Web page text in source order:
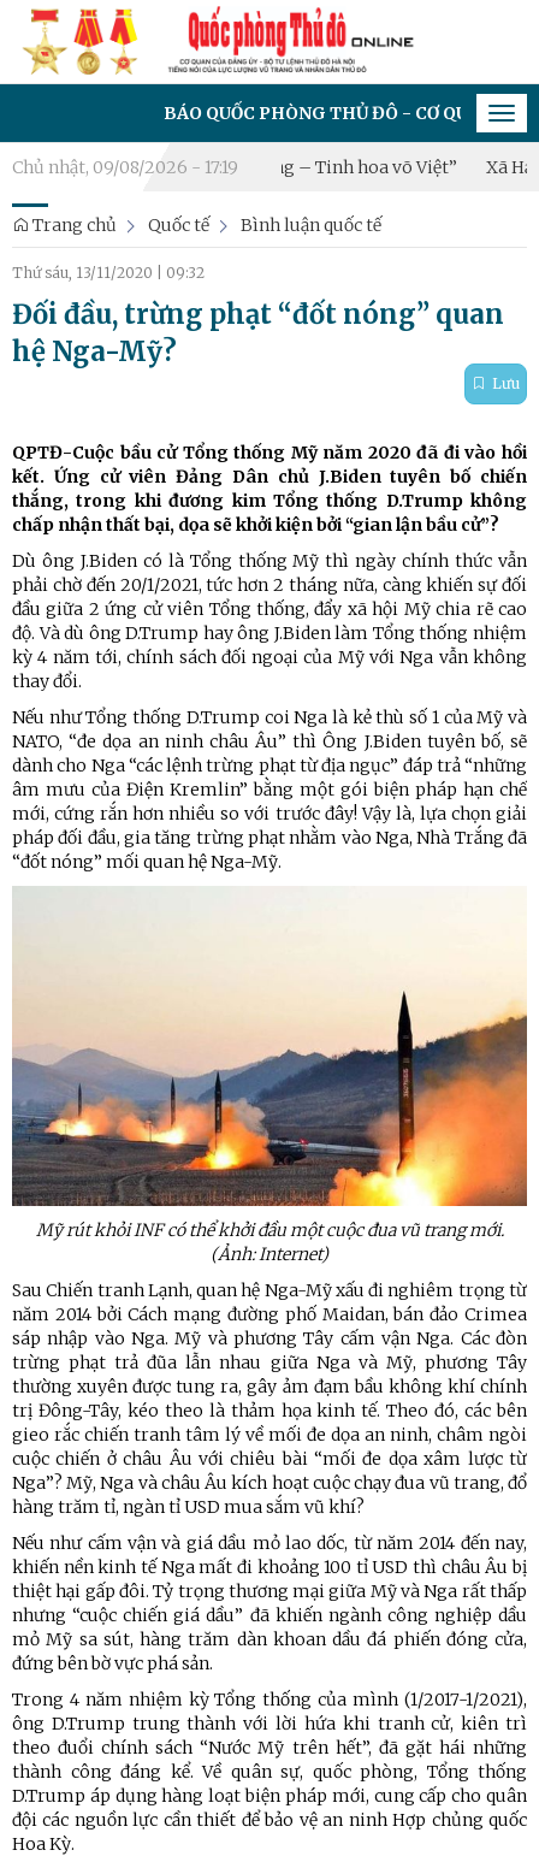
BÁO QUỐC PHÒNG THỦ ĐÔ - CƠ QUAN CỦA ĐẢNG
Chủ nhật, 09/08/2026 - 17:19
2026: “Hào khí Thăng Long – Tinh hoa võ Việt” Xã Hạ Bằng
Trang chủ Quốc tế Bình luận quốc tế
Thứ sáu, 13/11/2020 09:32
Đối đầu, trừng phạt “đốt nóng” quan
hệ Nga-Mỹ?
Lưu
QPTĐ-Cuộc bầu cử Tổng thống Mỹ năm 2020 đã đi vào hồi
kết. Ứng cử viên Đảng Dân chủ J.Biden tuyên bố chiến
thắng, trong khi đương kim Tổng thống D.Trump không
chấp nhận thất bại, dọa sẽ khởi kiện bởi “gian lận bầu cử”?
Dù ông J.Biden có là Tổng thống Mỹ thì ngày chính thức vẫn
phải chờ đến 20/1/2021, tức hơn 2 tháng nữa, càng khiến sự đối
đầu giữa 2 ứng cử viên Tổng thống, đẩy xã hội Mỹ chia rẽ cao
độ. Và dù ông D.Trump hay ông J.Biden làm Tổng thống nhiệm
kỳ 4 năm tới, chính sách đối ngoại của Mỹ với Nga vẫn không
thay đổi.
Nếu như Tổng thống D.Trump coi Nga là kẻ thù số 1 của Mỹ và
NATO, “đe dọa an ninh châu Âu” thì Ông J.Biden tuyên bố, sẽ
dành cho Nga “các lệnh trừng phạt từ địa ngục” đáp trả “những
âm mưu của Điện Kremlin” bằng một gói biện pháp hạn chế
mới, cứng rắn hơn nhiều so với trước đây! Vậy là, lựa chọn giải
pháp đối đầu, gia tăng trừng phạt nhằm vào Nga, Nhà Trắng đã
“đốt nóng” mối quan hệ Nga-Mỹ.
Mỹ rút khỏi INF có thể khởi đầu một cuộc đua vũ trang mới.
(Ảnh: Internet)
Sau Chiến tranh Lạnh, quan hệ Nga-Mỹ xấu đi nghiêm trọng từ
năm 2014 bởi Cách mạng đường phố Maidan, bán đảo Crimea
sáp nhập vào Nga. Mỹ và phương Tây cấm vận Nga. Các đòn
trừng phạt trả đũa lẫn nhau giữa Nga và Mỹ, phương Tây
thường xuyên được tung ra, gây ảm đạm bầu không khí chính
trị Đông-Tây, kéo theo là thảm họa kinh tế. Theo đó, các bên
gieo rắc chiến tranh tâm lý về mối đe dọa an ninh, châm ngòi
cuộc chiến ở châu Âu với chiêu bài “mối đe dọa xâm lược từ
Nga”? Mỹ, Nga và châu Âu kích hoạt cuộc chạy đua vũ trang, đổ
hàng trăm tỉ, ngàn tỉ USD mua sắm vũ khí?
Nếu như cấm vận và giá dầu mỏ lao dốc, từ năm 2014 đến nay,
khiến nền kinh tế Nga mất đi khoảng 100 tỉ USD thì châu Âu bị
thiệt hại gấp đôi. Tỷ trọng thương mại giữa Mỹ và Nga rất thấp
nhưng “cuộc chiến giá dầu” đã khiến ngành công nghiệp dầu
mỏ Mỹ sa sút, hàng trăm dàn khoan dầu đá phiến đóng cửa,
đứng bên bờ vực phá sản.
Trong 4 năm nhiệm kỳ Tổng thống của mình (1/2017-1/2021),
ông D.Trump trung thành với lời hứa khi tranh cử, kiên trì
theo đuổi chính sách “Nước Mỹ trên hết”, đã gặt hái những
thành công đáng kể. Về quân sự, quốc phòng, Tổng thống
D.Trump áp dụng hàng loạt biện pháp mới, cung cấp cho quân
đội các nguồn lực cần thiết để bảo vệ an ninh Hợp chủng quốc
Hoa Kỳ.